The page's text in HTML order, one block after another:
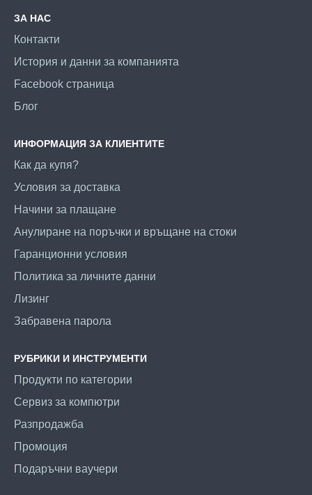
ЗА НАС
Контакти
История и данни за компанията
Facebook страница
Блог
ИНФОРМАЦИЯ ЗА КЛИЕНТИТЕ
Как да купя?
Условия за доставка
Начини за плащане
Анулиране на поръчки и връщане на стоки
Гаранционни условия
Политика за личните данни
Лизинг
Забравена парола
РУБРИКИ И ИНСТРУМЕНТИ
Продукти по категории
Сервиз за компютри
Разпродажба
Промоция
Подаръчни ваучери